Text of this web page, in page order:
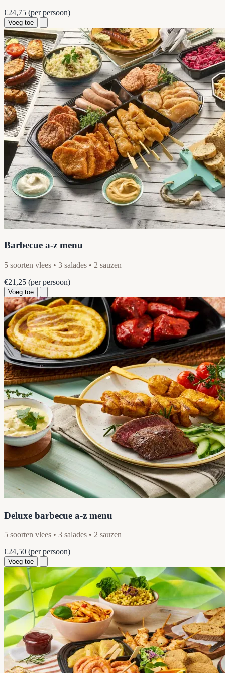
€24,75 (per persoon)
Voeg toe
Barbecue a-z menu
5 soorten vlees • 3 salades • 2 sauzen
€21,25 (per persoon)
Voeg toe
Deluxe barbecue a-z menu
5 soorten vlees • 3 salades • 2 sauzen
€24,50 (per persoon)
Voeg toe